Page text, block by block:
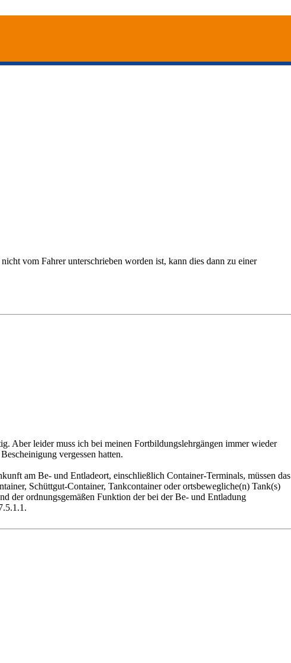
vom Fahrer unterschrieben worden ist, kann dies dann zu einer
Aber leider muss ich bei meinen Fortbildungslehrgängen immer wieder
vergessen hatten.
am Be- und Entladeort, einschließlich Container-Terminals, müssen das
Schüttgut-Container, Tankcontainer oder ortsbewegliche(n) Tank(s)
der ordnungsgemäßen Funktion der bei der Be- und Entladung